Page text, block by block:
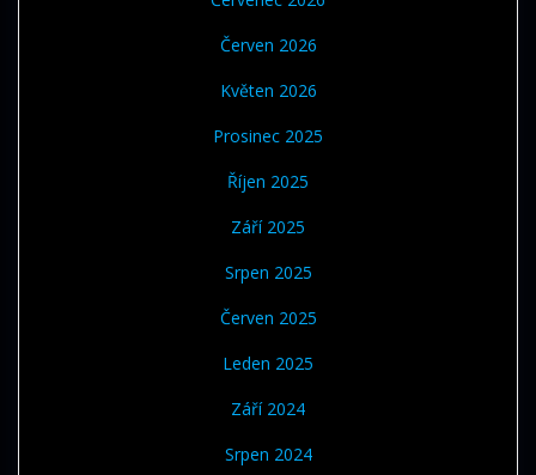
Červen 2026
Květen 2026
Prosinec 2025
Říjen 2025
Září 2025
Srpen 2025
Červen 2025
Leden 2025
Září 2024
Srpen 2024